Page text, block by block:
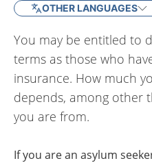
OTHER LANGUAGES
You may be entitled to
terms as those who
insurance. How much
depends, among other
you are from.
If you are an asylum